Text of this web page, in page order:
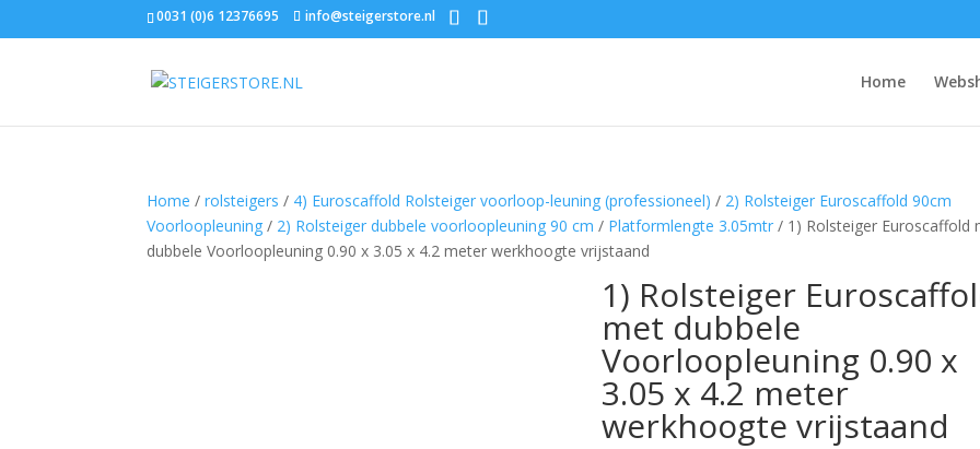
0031 (0)6 12376695 info@steigerstore.nl
Home
Home /rolsteigers / 4) Euroscaffold Rolsteiger voorloop-leuning (professioneel) / 2) Rolsteiger Euroscaffold 90cm
Voorloopleuning / 2) Rolsteiger dubbele voorloopleuning 90 cm / Platformlengte 3.05mtr / 1) Rolsteiger Euroscaffold
dubbele Voorloopleuning 0.90 x 3.05 x 4.2 meter werkhoogte vrijstaand
1) Rolsteiger
met dubbele
Voorloopleuning 0.90 x
3.05 x 4.2 meter
werkhoogte vrijstaand